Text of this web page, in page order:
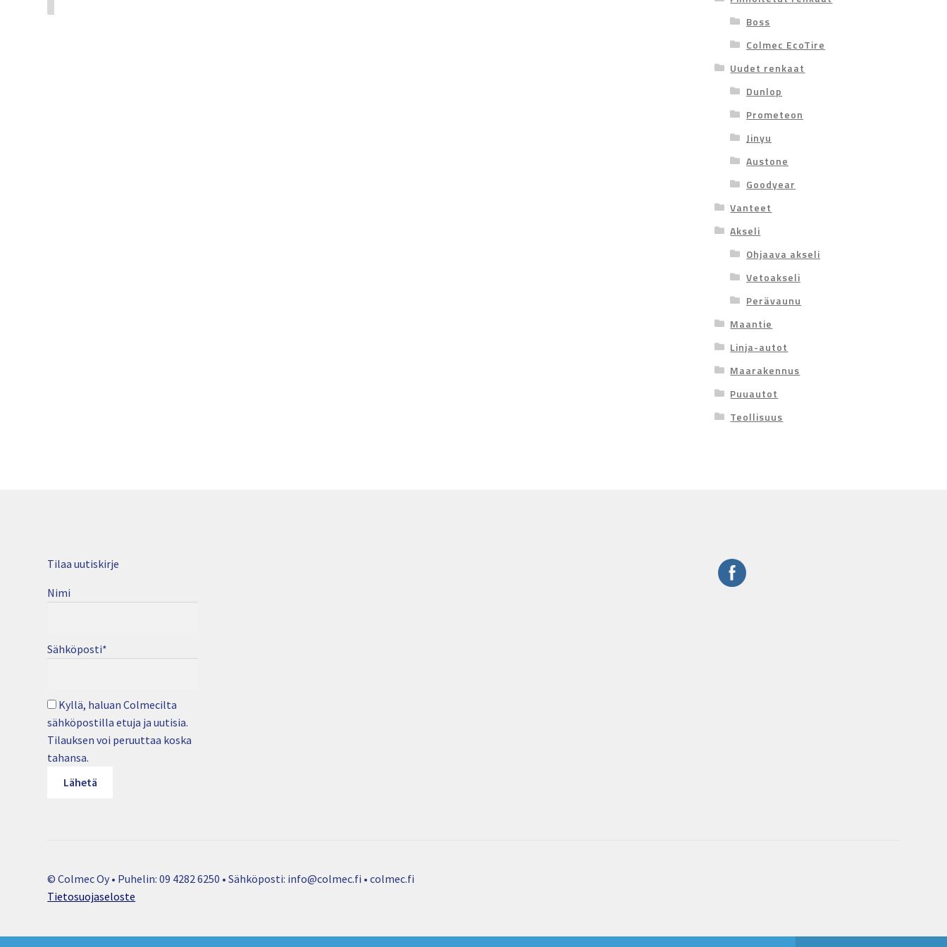
Boss
Colmec EcoTire
Uudet renkaat
Dunlop
Prometeon
Jinyu
Austone
Goodyear
Vanteet
Akseli
Ohjaava akseli
Vetoakseli
Perävaunu
Maantie
Linja-autot
Maarakennus
Puuautot
Teollisuus
Tilaa uutiskirje
Nimi
Sähköposti*
Kyllä, haluan Colmecilta
sähköpostilla etuja ja uutisia.
Tilauksen voi peruuttaa koska
tahansa.
© Colmec Oy • Puhelin: 09 4282 6250 • Sähköposti: info@colmec.fi • colmec.fi
Tietosuojaseloste